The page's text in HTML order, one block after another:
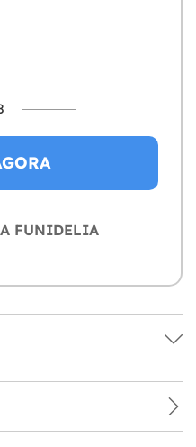
FUNIDELIA